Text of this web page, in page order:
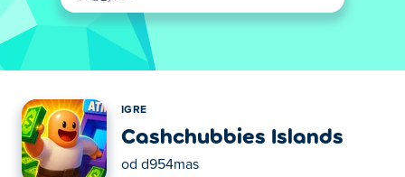
IGRE
Cashchubbies Islands
od d954mas